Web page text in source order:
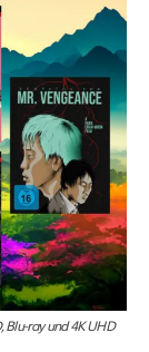
Blu-ray und 4K UHD